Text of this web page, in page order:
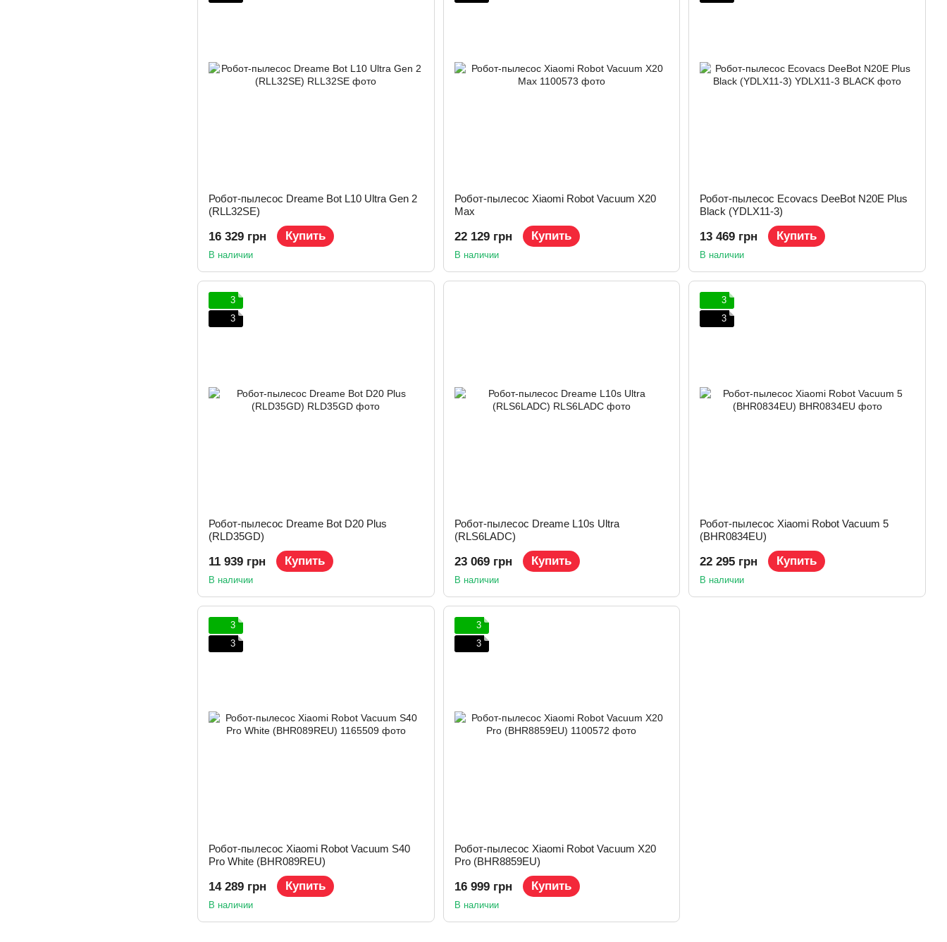
Робот-пылесос Dreame Bot L10 Ultra Gen 2
(RLL32SE)
16 329 грн Купить
В наличии
Робот-пылесос Xiaomi Robot Vacuum X20
Max
22 129 грн Купить
В наличии
Робот-пылесос Ecovacs DeeBot N20E Plus
Black (YDLX11-3)
13 469 грн Купить
В наличии
3
3
Робот-пылесос Dreame Bot D20 Plus
(RLD35GD)
11 939 грн Купить
В наличии
Робот-пылесос Dreame L10s Ultra
(RLS6LADC)
23 069 грн Купить
В наличии
3
3
Робот-пылесос Xiaomi Robot Vacuum 5
(BHR0834EU)
22 295 грн Купить
В наличии
3
3
Робот-пылесос Xiaomi Robot Vacuum S40
Pro White (BHR089REU)
14 289 грн Купить
В наличии
3
3
Робот-пылесос Xiaomi Robot Vacuum X20
Pro (BHR8859EU)
16 999 грн Купить
В наличии